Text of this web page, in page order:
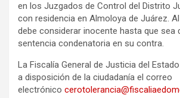
en los Juzgados de Control del Distrito
con residencia en Almoloya de Juárez.
debe considerar inocente hasta que sea
sentencia condenatoria en su contra.
La Fiscalía General de Justicia del
a disposición de la ciudadanía el correo
electrónico